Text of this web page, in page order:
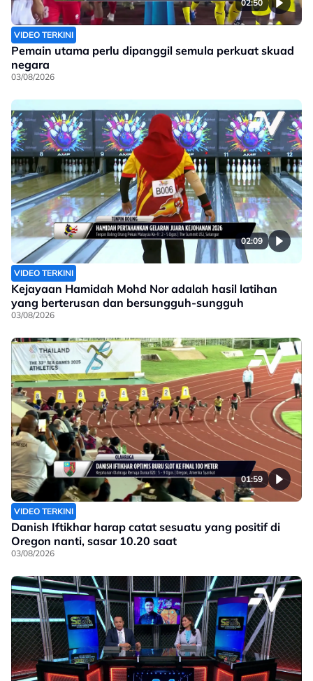
02:50
VIDEO TERKINI
Pemain utama perlu dipanggil semula perkuat skuad
negara
03/08/2026
02:09
VIDEO TERKINI
Kejayaan Hamidah Mohd Nor adalah hasil latihan
yang berterusan dan bersungguh-sungguh
03/08/2026
01:59
VIDEO TERKINI
Danish Iftikhar harap catat sesuatu yang positif di
Oregon nanti, sasar 10.20 saat
03/08/2026